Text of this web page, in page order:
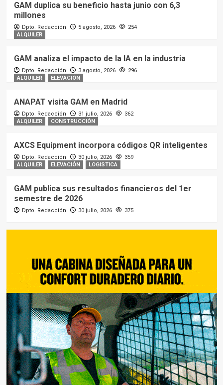
GAM duplica su beneficio hasta junio con 6,3
millones
Dpto. Redacción 5 agosto, 2026
254
ALQUILER
GAM analiza el impacto de la IA en la industria
Dpto. Redacción 3 agosto, 2026
296
ALQUILER
ELEVACIÓN
ANAPAT visita GAM en Madrid
Dpto. Redacción 31 julio, 2026
362
ALQUILER
CONSTRUCCIÓN
AXCS Equipment incorpora códigos QR inteligentes
Dpto. Redacción 30 julio, 2026
359
ALQUILER
ELEVACIÓN LOGISTICA
GAM publica sus resultados financieros del 1er
semestre de 2026
Dpto. Redacción 30 julio, 2026 375